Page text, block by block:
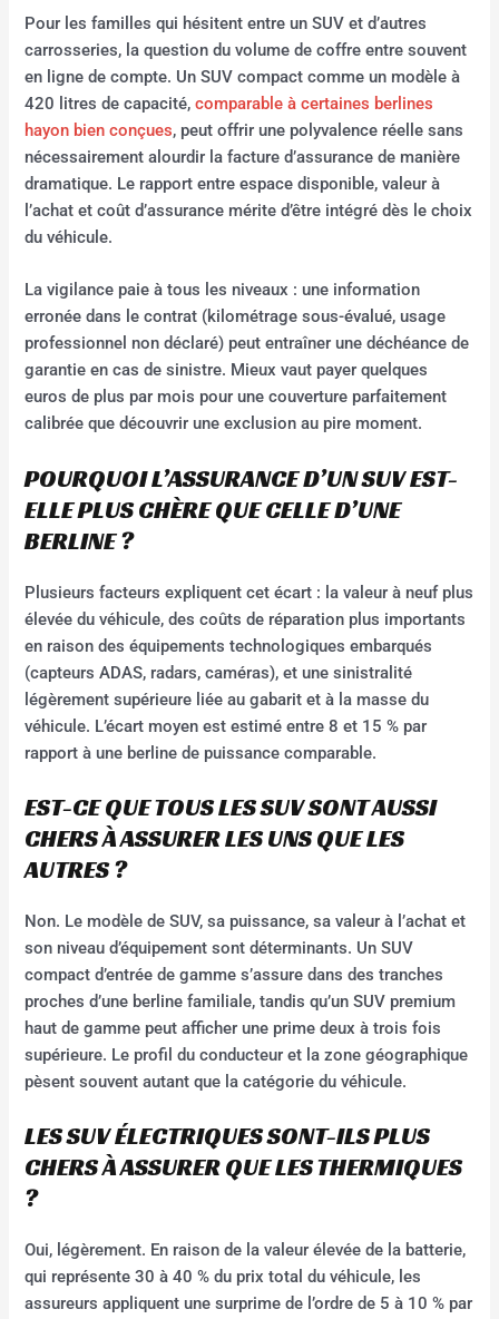
Pour les familles qui hésitent entre un SUV et d’autres
carrosseries, la question du volume de coffre entre souvent
en ligne de compte. Un SUV compact comme un modèle à
420 litres de capacité,comparable à certaines berlines
hayon bien conçues, peut offrir une polyvalence réelle sans
nécessairement alourdir la facture d’assurance de manière
dramatique. Le rapport entre espace disponible, valeur à
l’achat et coût d’assurance mérite d’être intégré dès le choix
du véhicule.
La vigilance paie à tous les niveaux : une information
erronée dans le contrat (kilométrage sous-évalué, usage
professionnel non déclaré) peut entraîner une déchéance de
garantie en cas de sinistre. Mieux vaut payer quelques
euros de plus par mois pour une couverture parfaitement
calibrée que découvrir une exclusion au pire moment.
POURQUOI L’ASSURANCE D’UN SUV EST-
ELLE PLUS CHÈRE QUE CELLE D’UNE
BERLINE ?
Plusieurs facteurs expliquent cet écart : la valeur à neuf plus
élevée du véhicule, des coûts de réparation plus importants
en raison des équipements technologiques embarqués
(capteurs ADAS, radars, caméras), et une sinistralité
légèrement supérieure liée au gabarit et à la masse du
véhicule. L’écart moyen est estimé entre 8 et 15 % par
rapport à une berline de puissance comparable.
EST-CE QUE TOUS LES SUV SONT AUSSI
CHERS À ASSURER LES UNS QUE LES
AUTRES ?
Non. Le modèle de SUV, sa puissance, sa valeur à l’achat et
son niveau d’équipement sont déterminants. Un SUV
compact d’entrée de gamme s’assure dans des tranches
proches d’une berline familiale, tandis qu’un SUV premium
haut de gamme peut afficher une prime deux à trois fois
supérieure. Le profil du conducteur et la zone géographique
pèsent souvent autant que la catégorie du véhicule.
LES SUV ÉLECTRIQUES SONT-ILS PLUS
CHERS À ASSURER QUE LES THERMIQUES
?
Oui, légèrement. En raison de la valeur élevée de la batterie,
qui représente 30 à 40 % du prix total du véhicule, les
assureurs appliquent une surprime de l’ordre de 5 à 10 % par